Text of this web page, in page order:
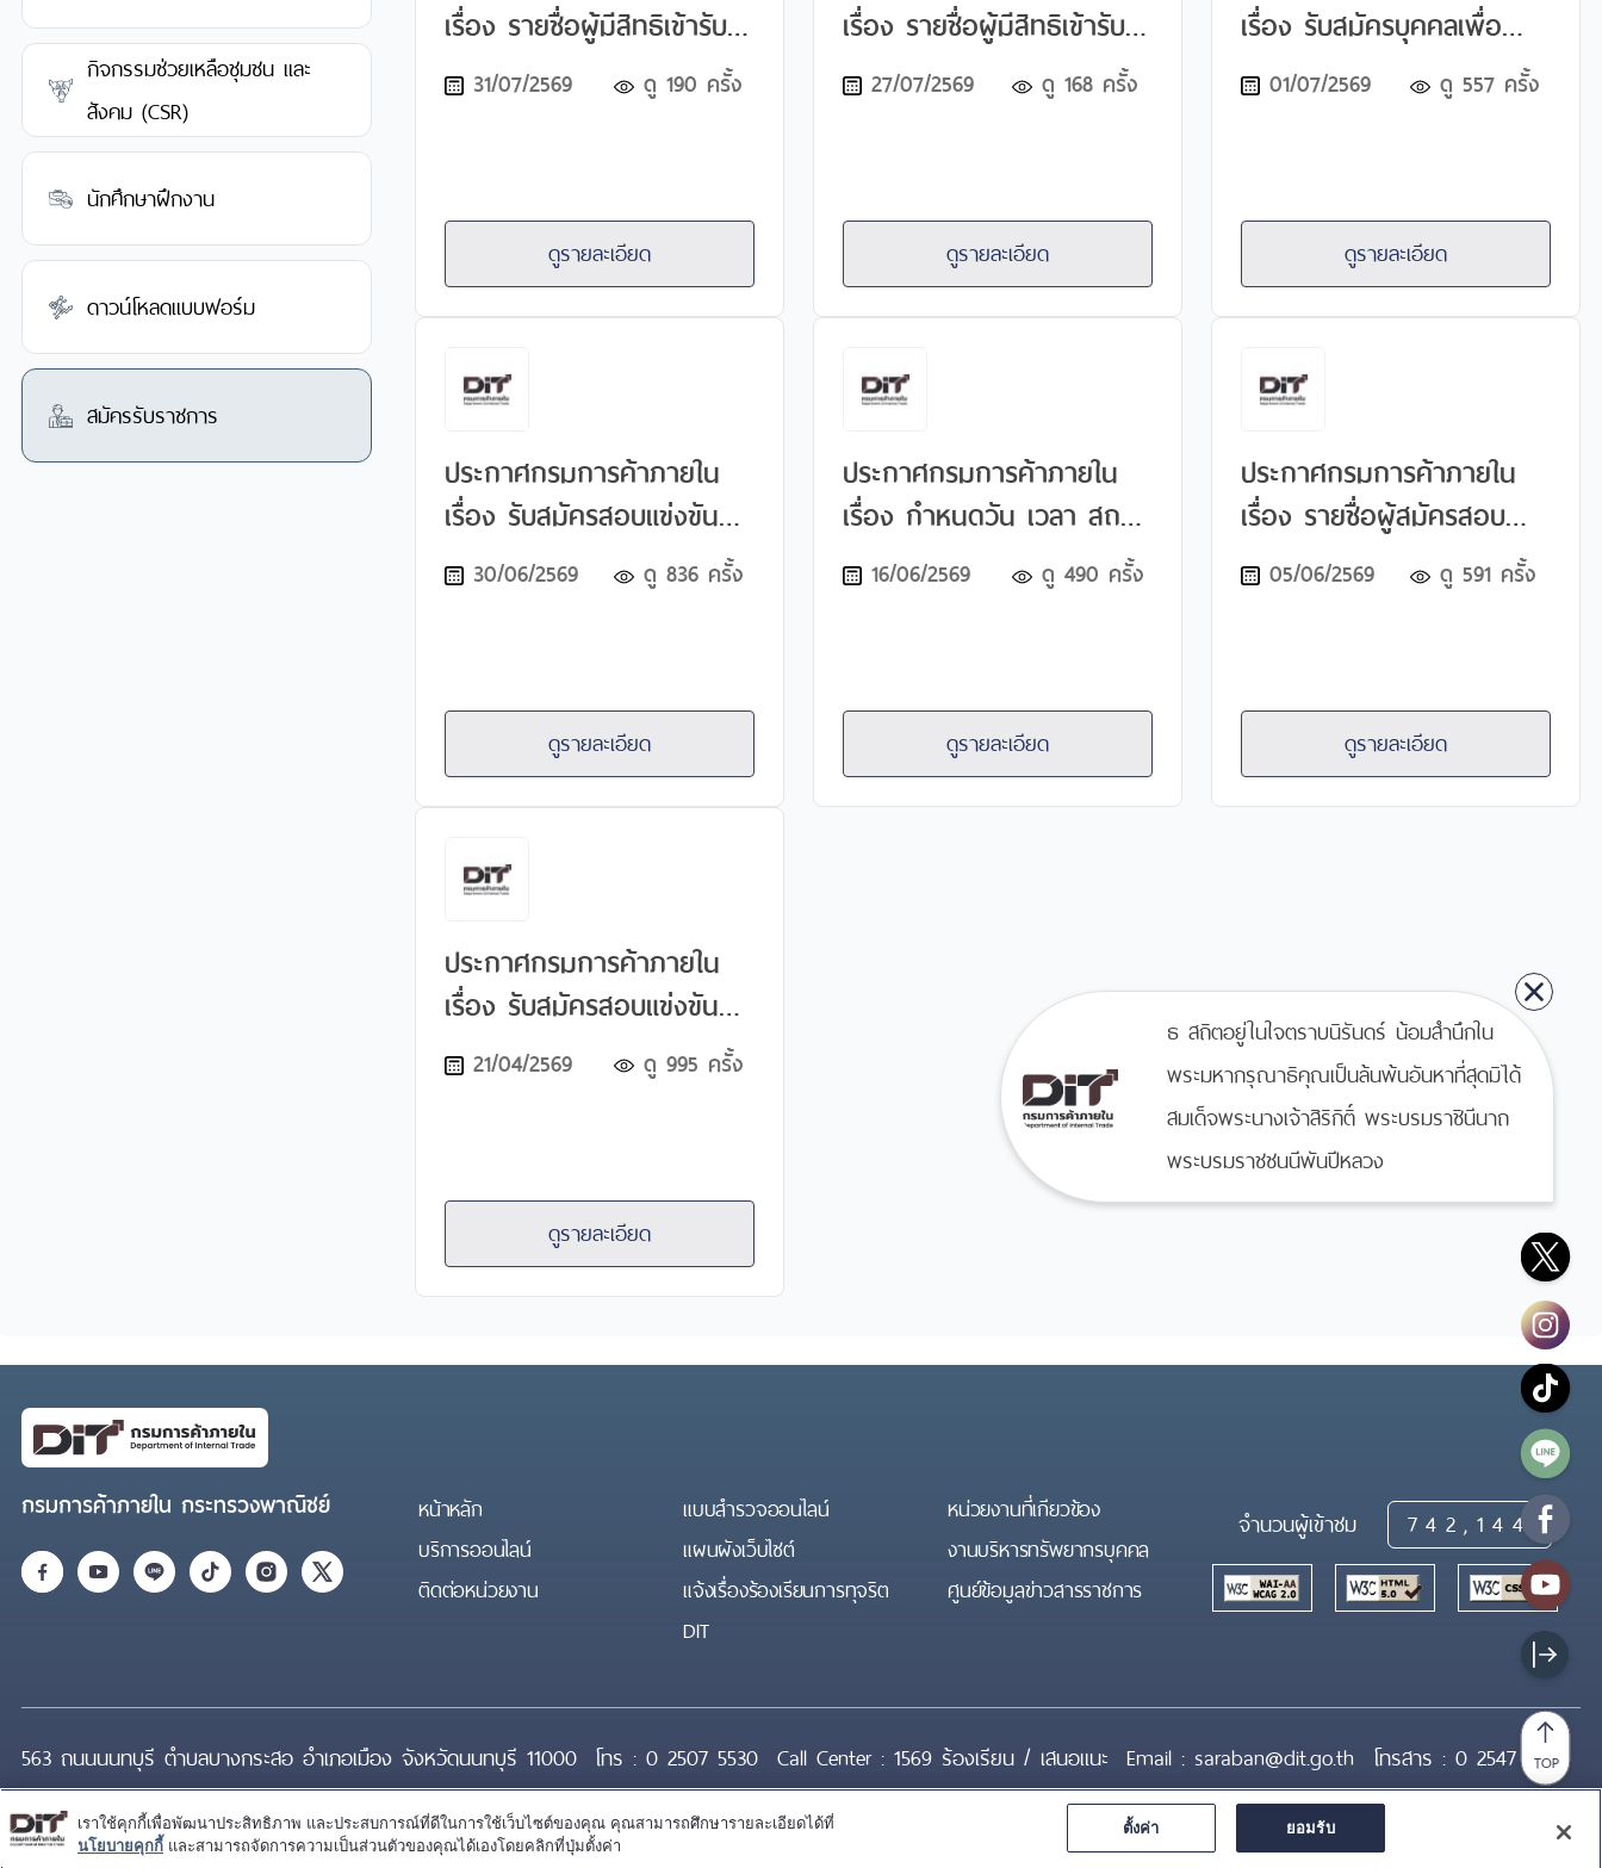
กิจกรรมช่วยเหลือชุมชน และ
สังคม (CSR)
นักศึกษาฝึกงาน
ดาวน์โหลดแบบฟอร์ม
สมัครรับราชการ
เรื่อง รายชื่อผู้มีสิทธิเข้ารับ
การประเมินความรู้ความ
สามารถ ทักษะ และ
พนักงานทุนหมุนเวียน
ตำแหน่งนักวิชาการเงินและ
บัญชี กำหนดวัน เวลา
สถานที่สอบ และระเบียบเกี่ยว
กับการสอบข้อเขียน
31/07/2569 ดู 190 ครั้ง
ดูรายละเอียด
เรื่อง รายชื่อผู้มีสิทธิเข้ารับ
การประเมินความเหมาะสม
กับตำแหน่งนักวิชาการเงิน
ในการประเมินความเหมาะสม
กับตำแหน่ง
27/07/2569 ดู 168 ครั้ง
ดูรายละเอียด
เรื่อง รับสมัครบุคคลเพื่อ
เลือกสรรเป็นพนักงาน
01/07/2569 ดู 557 ครั้ง
ดูรายละเอียด
ประกาศกรมการค้าภายใน
เรื่อง รับสมัครสอบแข่งขัน
เพื่อบรรจุและแต่งตั้งบุคคล
เข้ารับราชการ ตำแหน่งนัก
ตวงวัดปฏิบัติงาน
30/06/2569 ดู 836 ครั้ง
ดูรายละเอียด
ประกาศกรมการค้าภายใน
เรื่อง กำหนดวัน เวลา สถาน
ที่สอบ และระเบียบเกี่ยวกับ
การสอบแข่งขัน เพื่อบรรจุ
พนักงานธุรการปฏิบัติงาน
ตำแหน่งเจ้าพนักงานการ
พาณิชย์ปฏิบัติงาน และ
16/06/2569 ดู 490 ครั้ง
ดูรายละเอียด
ประกาศกรมการค้าภายใน
เรื่อง รายชื่อผู้สมัครสอบ
แข่งขันเพื่อบรรจุและแต่งตั้ง
บุคคลเข้ารับราชการ ใน
พนักงานการพาณิชย์ปฏิบัติ
งาน และตำแหน่งเจ้า
พนักงานพัสดุปฏิบัติงาน
05/06/2569 ดู 591 ครั้ง
ดูรายละเอียด
ประกาศกรมการค้าภายใน
เรื่อง รับสมัครสอบแข่งขัน
เพื่อบรรจุและแต่งตั้งบุคคล
เข้ารับราชการ ในตำแหน่ง
การพาณิชย์ปฏิบัติงาน และ
ตำแหน่งเจ้าพนักงานพัสดุ
ปฏิบัติงาน
21/04/2569 ดู 995 ครั้ง
ดูรายละเอียด
ธ สถิตอยู่ในใจตราบนิรันดร์ น้อมสำนึกใน
พระมหากรุณาธิคุณเป็นล้นพ้นอันหาที่สุดมิได้
สมเด็จพระนางเจ้าสิริกิติ์ พระบรมราชินีนาถ
พระบรมราชชนนีพันปีหลวง
TOP
กรมการค้าภายใน กระทรวงพาณิชย์
หน้าหลัก
บริการออนไลน์
ติดต่อหน่วยงาน
แบบสำรวจออนไลน์
แผนผังเว็บไซต์
แจ้งเรื่องร้องเรียนการทุจริต
DIT
หน่วยงานที่เกียวข้อง
งานบริหารทรัพยากรบุคคล
ศูนย์ข้อมูลข่าวสารราชการ
จำนวนผู้เข้าชม 742,144
563 ถนนนนทบุรี ตำบลบางกระสอ อำเภอเมือง จังหวัดนนทบุรี 11000 โทร :0 2507 5530 Call Center : 1569 ร้องเรียน / เสนอแนะ Email : saraban@dit.go.th โทรสาร : 0 2547 5361
สงวนลิขสิทธิ์ © 2025 กรมการค้า
เงื่อนไขการใช้งานเว็บไซต์ นโยบายเว็บไซต์ นโยบายการรักษาความมั่นคงปลอดภัยของเว็บไซต์
เราใช้คุกกี้เพื่อพัฒนาประสิทธิภาพ และประสบการณ์ที่ดีในการใช้เว็บไซต์ของคุณ คุณสามารถศึกษารายละเอียดได้ที่
นโยบายคุกกี้ และสามารถจัดการความเป็นส่วนตัวของคุณได้เองโดยคลิกที่ปุ่มตั้งค่า
ตั้งค่า ยอมรับ